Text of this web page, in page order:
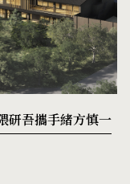
研吾攜手緒方慎一